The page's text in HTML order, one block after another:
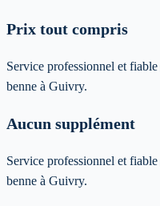
Prix tout compris
Service professionnel et
benne à Guivry.
Aucun supplément
Service professionnel et
benne à Guivry.